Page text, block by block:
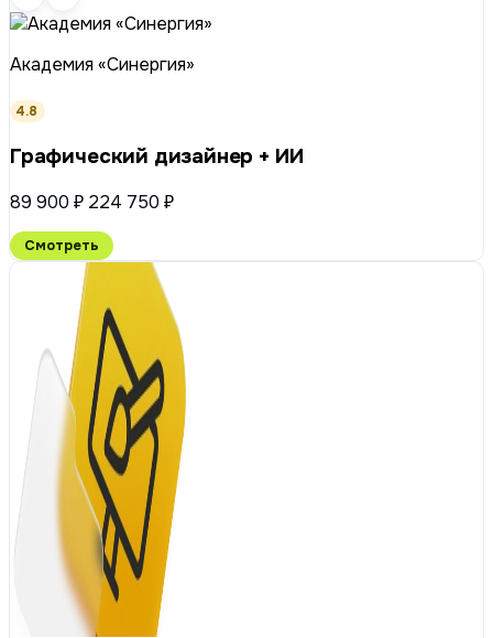
Академия «Синергия»
4.8
Графический дизайнер + ИИ
89 900 ₽ 224 750 ₽
Смотреть